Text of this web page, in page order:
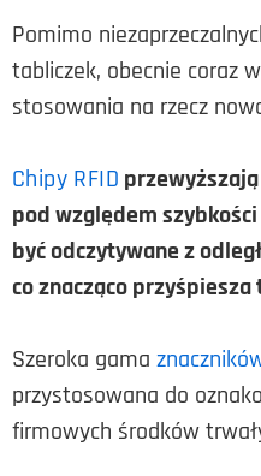
Pomimo
tabliczek, obecnie coraz
stosowania na rzecz
Chipy RFID
pod względem
być odczytywane z
co znacząco
Szeroka gama
przystosowana do
firmowych środków